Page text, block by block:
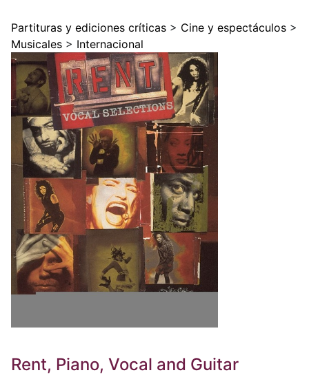
Partituras y ediciones críticas > Cine y espectáculos >
Musicales > Internacional
Rent, Piano, Vocal and Guitar